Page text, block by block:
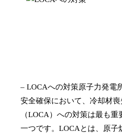
– LOCAへの対策原子力発電
安全確保において、冷却材喪
（LOCA）への対策は最も重
一つです。LOCAとは、原子